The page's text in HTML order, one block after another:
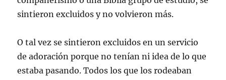
sintieron excluidos y no volvieron más.
O tal vez se sintieron excluidos en un servicio
de adoración porque no tenían ni idea de lo que
estaba pasando. Todos los que los rodeaban